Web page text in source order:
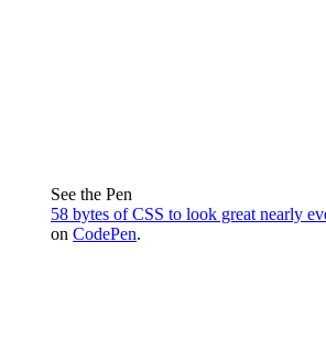
See the Pen
58 bytes of CSS to look great nearly
on CodePen.